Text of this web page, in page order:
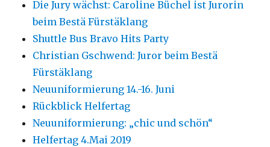
Die Jury wächst: Caroline Büchel ist Jurorin
beim Bestä Fürstäklang
Shuttle Bus Bravo Hits Party
Christian Gschwend: Juror beim Bestä
Fürstäklang
Neuuniformierung 14.-16. Juni
Rückblick Helfertag
Neuuniformierung: „chic und schön“
Helfertag 4.Mai 2019